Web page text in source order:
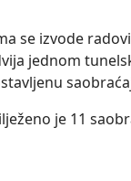
se izvode
jednom
je 11